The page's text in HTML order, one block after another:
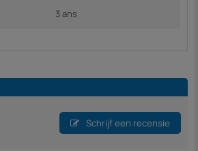
3 ans
Schrijf een recensie